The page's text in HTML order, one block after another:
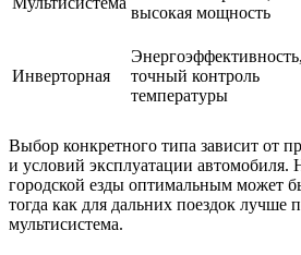
высокая мощность
Инверторная
Энергоэффективность,
точный контроль
температуры
Выбор конкретного типа зависит от
и условий эксплуатации автомобиля.
городской езды оптимальным может
тогда как для дальних поездок лучше
мультисистема.